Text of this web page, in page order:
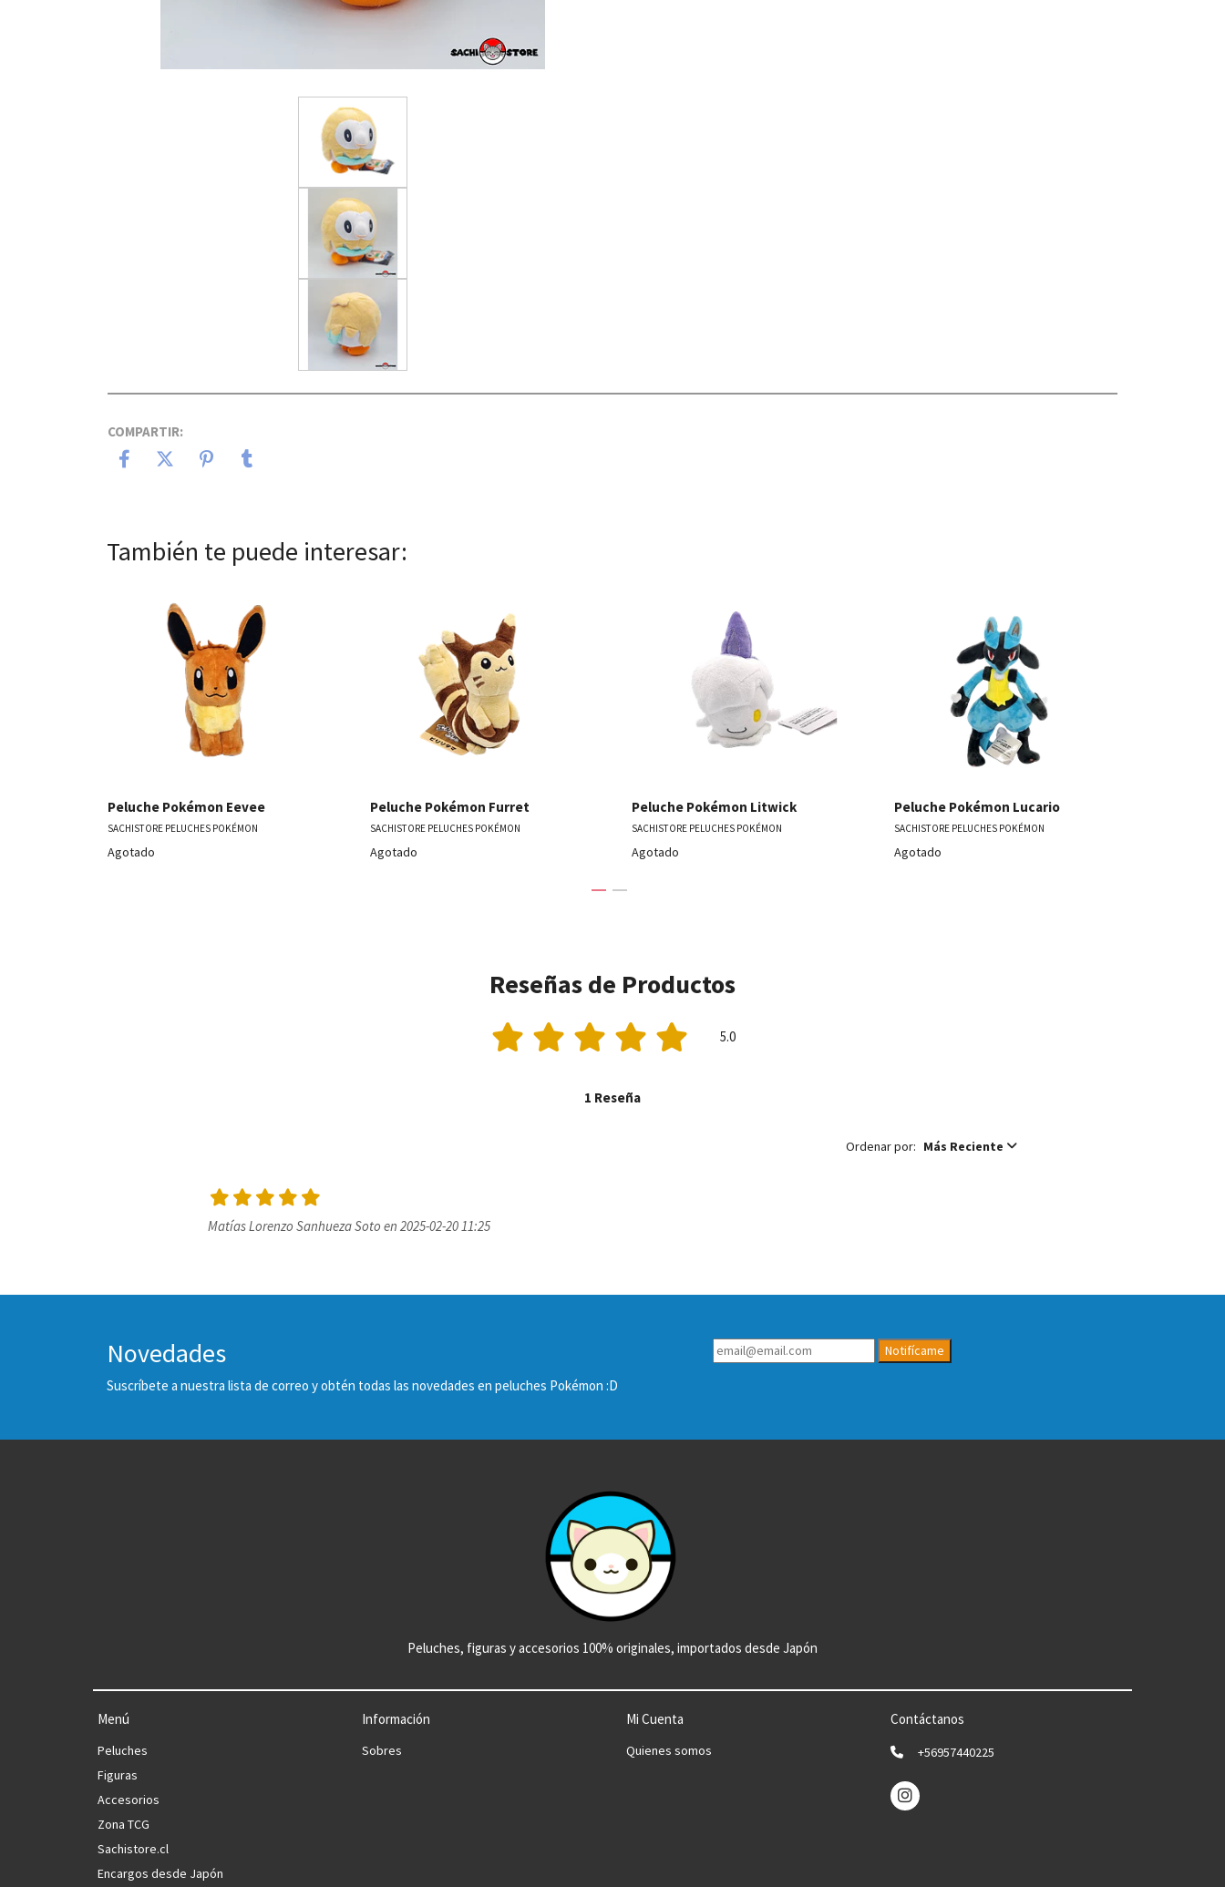
COMPARTIR:
También te puede interesar:
Ver detalles
Peluche Pokémon Eevee
SACHISTORE PELUCHES POKÉMON
Agotado
Ver detalles
Peluche Pokémon Furret
SACHISTORE PELUCHES POKÉMON
Agotado
Peluche Pokémon Litwick
SACHISTORE PELUCHES POKÉMON
Agotado
Peluche Pokémon Lucario
SACHISTORE PELUCHES POKÉMON
Agotado
Reseñas de Productos
5.0
1 Reseña
Ordenar por: Más Reciente
Matías Lorenzo Sanhueza Soto en 2025-02-20 11:25
Novedades
Suscríbete a nuestra lista de correo y obtén todas las novedades en peluches Pokémon :D
Notifícame
Peluches, figuras y accesorios 100% originales, importados desde Japón
Menú
Peluches
Figuras
Accesorios
Zona TCG
Sachistore.cl
Encargos desde Japón
Información
Sobres
Mi Cuenta
Quienes somos
Contáctanos
+56957440225